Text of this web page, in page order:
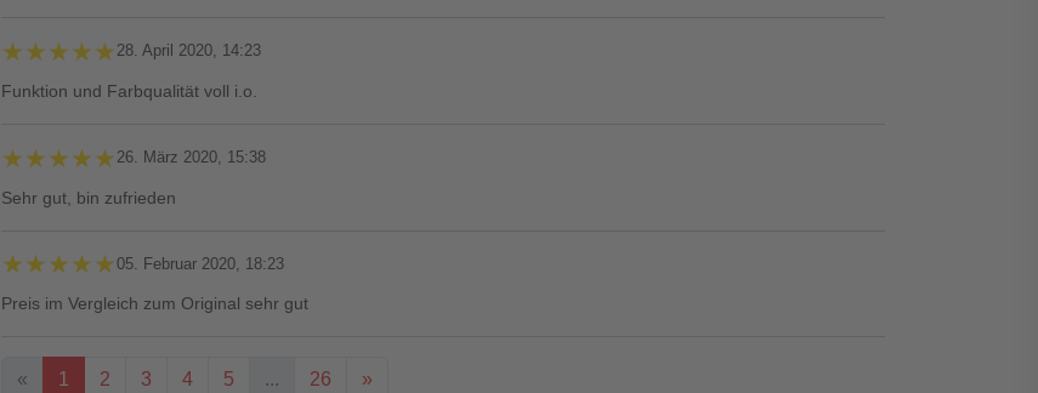
★★★★★
★★★★★ 28. April 2020, 14:23
Funktion und Farbqualität voll i.o.
★★★★★
★★★★★ 26. März 2020, 15:38
Sehr gut, bin zufrieden
★★★★★
★★★★★05. Februar 2020, 18:23
Preis im Vergleich zum Original sehr gut
« 1 2 3 4 5 ... 26 »